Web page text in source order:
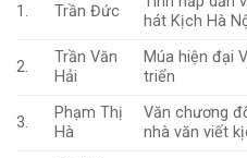
1. Trần Đức
hát Kịch Hà
2.
Trần Văn
Hải
Múa hiện đại
triển
3.
Phạm Thị
Hà
Văn chương
nhà văn viết